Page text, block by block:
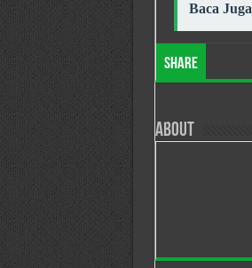
Baca Juga
Share
About